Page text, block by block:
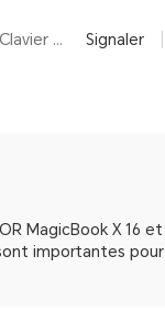
Par HONOR MagicBook X 16 2024 Intel® Core™ i5 de 12e génération,16 Pouces,16+512Go, Clavier AZERTY, Space Gray Signaler
MagicBook X 16 et
importantes pour